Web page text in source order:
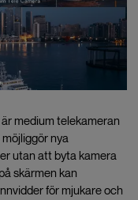
medium telekameran
nya
utan att byta kamera
skärmen kan
för mjukare och